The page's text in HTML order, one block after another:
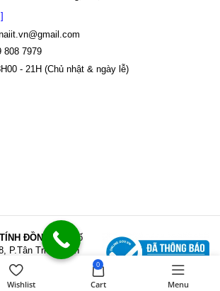
808 7979
- 21H (Chủ nhật & ngày lễ)
ĐỒNG NAI
Số
P.Tân Triều, Tỉnh
Sở Kế
Đồng Nai cấp ngày
089 808 7979
Wishlist
0
Cart Menu